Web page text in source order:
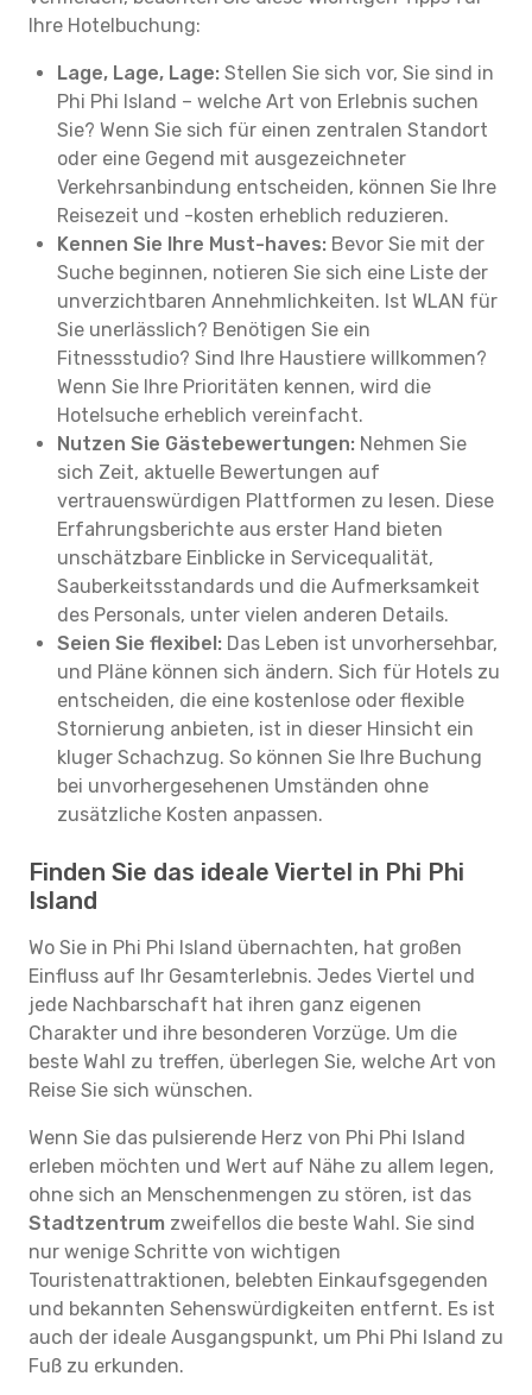
Ihre Hotelbuchung:
Lage, Lage, Lage: Stellen Sie sich vor, Sie sind in
Phi Phi Island – welche Art von Erlebnis suchen
Sie? Wenn Sie sich für einen zentralen Standort
oder eine Gegend mit ausgezeichneter
Verkehrsanbindung entscheiden, können Sie Ihre
Reisezeit und -kosten erheblich reduzieren.
Kennen Sie Ihre Must-haves: Bevor Sie mit der
Suche beginnen, notieren Sie sich eine Liste der
unverzichtbaren Annehmlichkeiten. Ist WLAN für
Sie unerlässlich? Benötigen Sie ein
Fitnessstudio? Sind Ihre Haustiere willkommen?
Wenn Sie Ihre Prioritäten kennen, wird die
Hotelsuche erheblich vereinfacht.
Nutzen Sie Gästebewertungen: Nehmen Sie
sich Zeit, aktuelle Bewertungen auf
vertrauenswürdigen Plattformen zu lesen. Diese
Erfahrungsberichte aus erster Hand bieten
unschätzbare Einblicke in Servicequalität,
Sauberkeitsstandards und die Aufmerksamkeit
des Personals, unter vielen anderen Details.
Seien Sie flexibel: Das Leben ist unvorhersehbar,
und Pläne können sich ändern. Sich für Hotels zu
entscheiden, die eine kostenlose oder flexible
Stornierung anbieten, ist in dieser Hinsicht ein
kluger Schachzug. So können Sie Ihre Buchung
bei unvorhergesehenen Umständen ohne
zusätzliche Kosten anpassen.
Finden Sie das ideale Viertel in Phi Phi
Island
Wo Sie in Phi Phi Island übernachten, hat großen
Einfluss auf Ihr Gesamterlebnis. Jedes Viertel und
jede Nachbarschaft hat ihren ganz eigenen
Charakter und ihre besonderen Vorzüge. Um die
beste Wahl zu treffen, überlegen Sie, welche Art von
Reise Sie sich wünschen.
Wenn Sie das pulsierende Herz von Phi Phi Island
erleben möchten und Wert auf Nähe zu allem legen,
ohne sich an Menschenmengen zu stören, ist das
Stadtzentrum zweifellos die beste Wahl. Sie sind
nur wenige Schritte von wichtigen
Touristenattraktionen, belebten Einkaufsgegenden
und bekannten Sehenswürdigkeiten entfernt. Es ist
auch der ideale Ausgangspunkt, um Phi Phi Island zu
Fuß zu erkunden.